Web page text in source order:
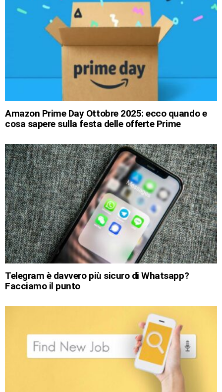
Amazon Prime Day Ottobre 2025: ecco quando e
cosa sapere sulla festa delle offerte Prime
Telegram è davvero più sicuro di Whatsapp?
Facciamo il punto